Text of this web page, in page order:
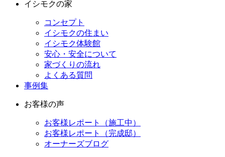
イシモクの家
コンセプト
イシモクの住まい
イシモク体験館
安心・安全について
家づくりの流れ
よくある質問
事例集
お客様の声
お客様レポート（施工中）
お客様レポート（完成邸）
オーナーズブログ